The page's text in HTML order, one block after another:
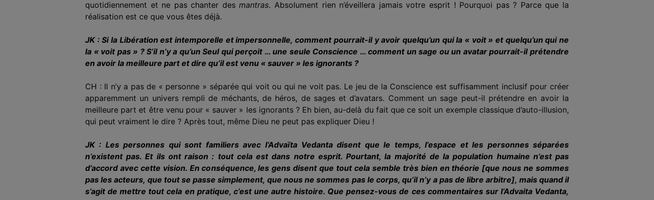
quotidiennement et ne pas chanter desmantras. Absolument rien n’éveillera jamais votre esprit ! Pourquoi pas ? Parce que la
réalisation est ce que vous êtes déjà.
JK : Si la Libération est intemporelle et impersonnelle, comment pourrait-il y avoir quelqu’un qui la « voit » et quelqu’un qui ne
la « voit pas » ? S’il n’y a qu’un Seul qui perçoit … une seule Conscience … comment un sage ou un avatar pourrait-il prétendre
en avoir la meilleure part et dire qu’il est venu « sauver » les ignorants ?
CH : Il n’y a pas de « personne » séparée qui voit ou qui ne voit pas. Le jeu de la Conscience est suffisamment inclusif pour créer
apparemment un univers rempli de méchants, de héros, de sages et d’avatars. Comment un sage peut-il prétendre en avoir la
meilleure part et être venu pour « sauver » les ignorants ? Eh bien, au-delà du fait que ce soit un exemple classique d’auto-illusion,
qui peut vraiment le dire ? Après tout, même Dieu ne peut pas expliquer Dieu !
JK : Les personnes qui sont familiers avec l’Advaïta Vedanta disent que le temps, l’espace et les personnes séparées
n’existent pas. Et ils ont raison : tout cela est dans notre esprit. Pourtant, la majorité de la population humaine n’est pas
d’accord avec cette vision. En conséquence, les gens disent que tout cela semble très bien en théorie [que nous ne sommes
pas les acteurs, que tout se passe simplement, que nous ne sommes pas le corps, qu’il n’y a pas de libre arbitre], mais quand il
s’agit de mettre tout cela en pratique, c’est une autre histoire. Que pensez-vous de ces commentaires sur l’Advaita Vedanta,